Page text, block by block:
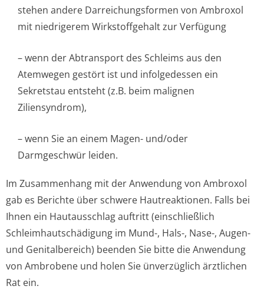
stehen andere Darreichungsformen von Ambroxol
mit niedrigerem Wirkstoffgehalt zur Verfügung
– wenn der Abtransport des Schleims aus den
Atemwegen gestört ist und infolgedessen ein
Sekretstau entsteht (z.B. beim malignen
Ziliensyndrom),
– wenn Sie an einem Magen- und/oder
Darmgeschwür leiden.
Im Zusammenhang mit der Anwendung von Ambroxol
gab es Berichte über schwere Hautreaktionen. Falls bei
Ihnen ein Hautausschlag auftritt (einschließlich
Schleimhautschädi­gung im Mund-, Hals-, Nase-, Augen-
und Genitalbereich) beenden Sie bitte die Anwendung
von Ambrobene und holen Sie ünverzüglich ärztlichen
Rat ein.